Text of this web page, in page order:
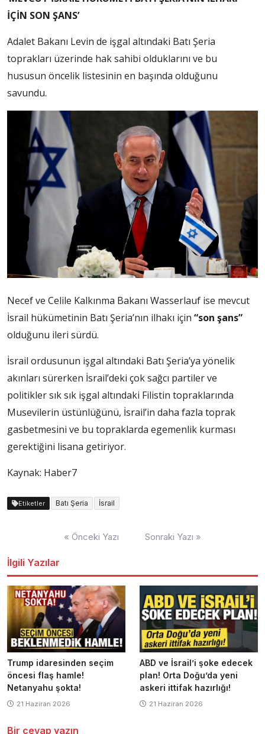
İÇİN SON ŞANS’
Adalet Bakanı Levin de işgal altındaki Batı Şeria
toprakları üzerinde hak sahibi olduklarını ve bu
hususun öncelik listesinin en başında olduğunu
savundu.
Necef ve Celile Kalkınma Bakanı Wasserlauf ise mevcut
İsrail hükümetinin Batı Şeria’nın ilhakı için “son şans”
olduğunu ileri sürdü.
İsrail ordusunun işgal altındaki Batı Şeria’ya yönelik
akınları sürerken İsrail’deki çok sağcı partiler ve
politikler sık sık işgal altındaki Filistin topraklarında
Musevilerin üstünlüğünü, İsrail’in daha fazla toprak
gasbetmesini ve bu topraklarda egemenlik kurması
gerektiğini lisana getiriyor.
Kaynak: Haber7
Etiketler Batı Şeria İsrail
« Önceki Yazı Sonraki Yazı »
İlgili Yazılar
Trump idaresinden seçim
öncesi flaş hamle!
Netanyahu şokta!
21 Haziran 2026
ABD ve İsrail’i şoke edecek
plan! Orta Doğu’da yeni
askeri ittifak hazırlığı!
21 Haziran 2026
Bir cevap yazın